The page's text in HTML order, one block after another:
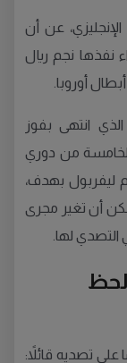
عن أن
نفذها نجم ريال
أوروبا.
انتهى بفوز
الخامسة من دوري
ليفربول بهدف،
أن تغير مجرى
التصدي لها.
الأيرلندي البالغ من العمر 26 عامًا على تصديه قائلاً: